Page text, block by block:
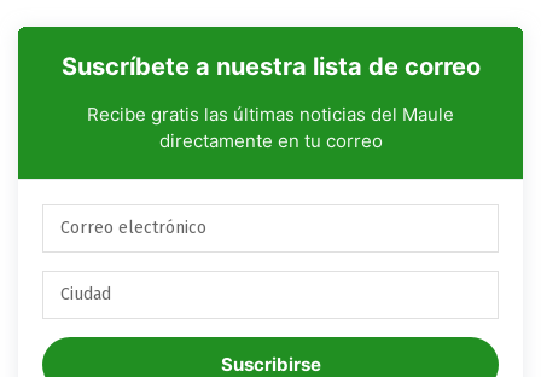
Suscríbete a nuestra lista de correo
Recibe gratis las últimas noticias del Maule
directamente en tu correo
Suscribirse